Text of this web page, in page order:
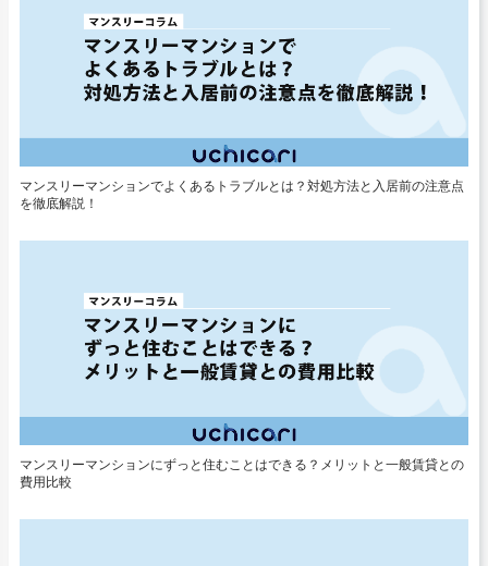
マンスリーマンションでよくあるトラブルとは？対処方法と入居前の注意点
を徹底解説！
マンスリーマンションにずっと住むことはできる？メリットと一般賃貸との
費用比較